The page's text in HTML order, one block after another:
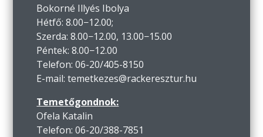
Bokorné Illyés Ibolya
Hétfő: 8.00−12.00;
Szerda: 8.00−12.00, 13.00−15.00
Péntek: 8.00−12.00
Telefon: 06-20/405-8150
E-mail: temetkezes@rackeresztur.hu
Temetőgondnok:
Ofela Katalin
Telefon: 06-20/388-7851